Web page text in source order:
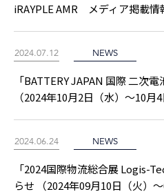
iRAYPLE AMR メディア掲載情
2024.07.12 NEWS
「BATTERY JAPAN 国際 二次
（2024年10月2日（水）～10月4
2024.06.24 NEWS
「2024国際物流総合展 Logis-
らせ （2024年09月10日（火）